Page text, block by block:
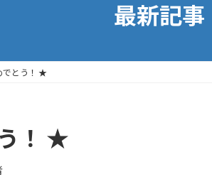
最新記事
でとう！ ★
！ ★